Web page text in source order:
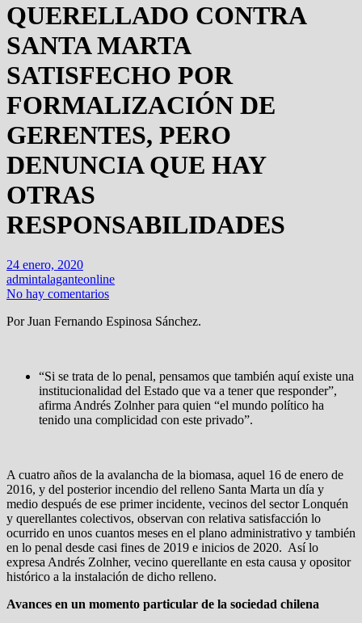
QUERELLADO CONTRA
SANTA MARTA
SATISFECHO POR
FORMALIZACIÓN DE
GERENTES, PERO
DENUNCIA QUE HAY
OTRAS
RESPONSABILIDADES
24 enero, 2020
admintalaganteonline
No hay comentarios
Por Juan Fernando Espinosa Sánchez.
“Si se trata de lo penal, pensamos que también aquí existe una
institucionalidad del Estado que va a tener que responder”,
afirma Andrés Zolnher para quien “el mundo político ha
tenido una complicidad con este privado”.
A cuatro años de la avalancha de la biomasa, aquel 16 de enero de
2016, y del posterior incendio del relleno Santa Marta un día y
medio después de ese primer incidente, vecinos del sector Lonquén
y querellantes colectivos, observan con relativa satisfacción lo
ocurrido en unos cuantos meses en el plano administrativo y también
en lo penal desde casi fines de 2019 e inicios de 2020. Así lo
expresa Andrés Zolnher, vecino querellante en esta causa y opositor
histórico a la instalación de dicho relleno.
Avances en un momento particular de la sociedad chilena